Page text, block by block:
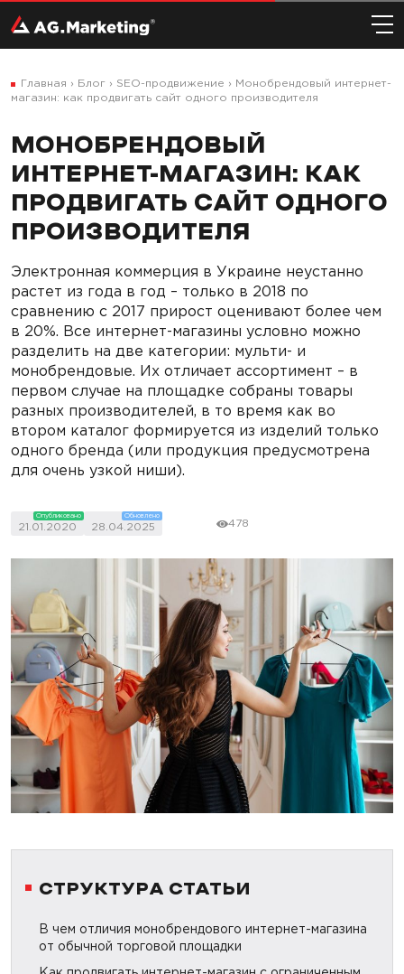
Главная › Блог › SEO-продвижение › Монобрендовый интернет-
магазин: как продвигать сайт одного производителя
МОНОБРЕНДОВЫЙ
ИНТЕРНЕТ-МАГАЗИН: КАК
ПРОДВИГАТЬ САЙТ ОДНОГО
ПРОИЗВОДИТЕЛЯ
Электронная коммерция в Украине неустанно
растет из года в год – только в 2018 по
сравнению с 2017 прирост оценивают более чем
в 20%. Все интернет-магазины условно можно
разделить на две категории: мульти- и
монобрендовые. Их отличает ассортимент – в
первом случае на площадке собраны товары
разных производителей, в то время как во
втором каталог формируется из изделий только
одного бренда (или продукция предусмотрена
для очень узкой ниши).
21.01.2020
Опубликовано
28.04.2025
Обновлено
478
СТРУКТУРА СТАТЬИ
В чем отличия монобрендового интернет-магазина
от обычной торговой площадки